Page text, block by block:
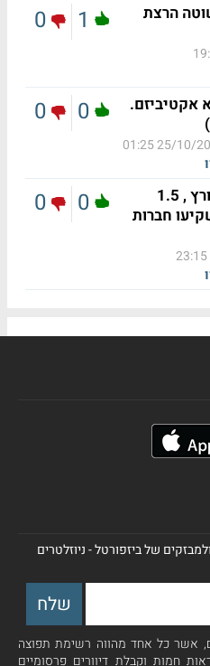
הרצת
1
0
אקטיביזם.
25/10/2013
0
0
כל השוק שם מורץ , 1.5
חברות
0
0
של ביזפורטל - ניוזלטרים
אשר כל אחד מהווה רשימת תפוצה
חמות וקבלת דיוורים פרסומיים